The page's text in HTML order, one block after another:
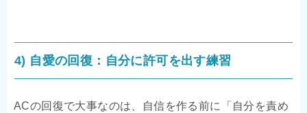
4) 自愛の回復：自分に許可を出す練習
ACの回復で大事なのは、自信を作る前に「自分を責め